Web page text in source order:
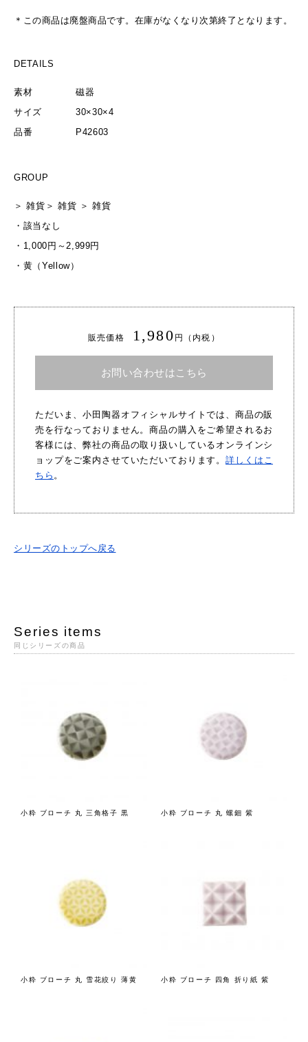
＊この商品は廃盤商品です。在庫がなくなり次第終了となります。
DETAILS
素材
磁器
サイズ
30×30×4
品番
P42603
GROUP
＞雑貨 ＞ 雑貨 ＞雑貨
・ 該当なし
・ 1,000円～2,999円
・ 黄（Yellow）
販売価格 1,980 円（内税）
お問い合わせはこちら
ただいま、小田陶器オフィシャルサイトでは、商品の販
売を行なっておりません。商品の購入をご希望されるお
客様には、弊社の商品の取り扱いしているオンラインシ
ョップをご案内させていただいております。詳しくはこ
ちら 。
シリーズのトップへ戻る
Series items
同じシリーズの商品
小粋 ブローチ 丸 三角格子 黒 小粋 ブローチ 丸 螺鈿 紫
小粋 ブローチ 丸 雪花絞り 薄黄 小粋 ブローチ 四角 折り紙 紫